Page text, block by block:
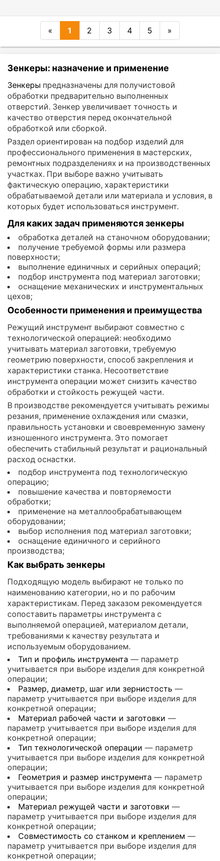
« 1 2 3 4 5 »
Зенкеры: назначение и применение
Зенкеры предназначены для получистовой
обработки предварительно выполненных
отверстий. Зенкер увеличивает точность и
качество отверстия перед окончательной
обработкой или сборкой.
Раздел ориентирован на подбор изделий для
профессионального применения в мастерских,
ремонтных подразделениях и на производственных
участках. При выборе важно учитывать
фактическую операцию, характеристики
обрабатываемой детали или материала и условия, в
которых будет использоваться инструмент.
Для каких задач применяются зенкеры
обработка деталей на станочном оборудовании;
получение требуемой формы или размера
поверхности;
выполнение единичных и серийных операций;
подбор инструмента под материал заготовки;
оснащение механических и инструментальных
цехов;
Особенности применения и преимущества
Режущий инструмент выбирают совместно с
технологической операцией: необходимо
учитывать материал заготовки, требуемую
геометрию поверхности, способ закрепления и
характеристики станка. Несоответствие
инструмента операции может снизить качество
обработки и стойкость режущей части.
В производстве рекомендуется учитывать режимы
резания, применение охлаждения или смазки,
правильность установки и своевременную замену
изношенного инструмента. Это помогает
обеспечить стабильный результат и рациональный
расход оснастки.
подбор инструмента под технологическую
операцию;
повышение качества и повторяемости
обработки;
применение на металлообрабатывающем
оборудовании;
выбор исполнения под материал заготовки;
оснащение единичного и серийного
производства;
Как выбрать зенкеры
Подходящую модель выбирают не только по
наименованию категории, но и по рабочим
характеристикам. Перед заказом рекомендуется
сопоставить параметры инструмента с
выполняемой операцией, материалом детали,
требованиями к качеству результата и
используемым оборудованием.
Тип и профиль инструмента — параметр
учитывается при выборе изделия для конкретной
операции;
Размер, диаметр, шаг или зернистость —
параметр учитывается при выборе изделия для
конкретной операции;
Материал рабочей части и заготовки —
параметр учитывается при выборе изделия для
конкретной операции;
Тип технологической операции — параметр
учитывается при выборе изделия для конкретной
операции;
Геометрия и размер инструмента — параметр
учитывается при выборе изделия для конкретной
операции;
Материал режущей части и заготовки —
параметр учитывается при выборе изделия для
конкретной операции;
Совместимость со станком и креплением —
параметр учитывается при выборе изделия для
конкретной операции;